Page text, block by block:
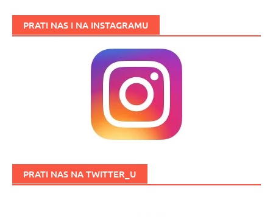
PRATI NAS I NA INSTAGRAMU
PRATI NAS NA TWITTER_U